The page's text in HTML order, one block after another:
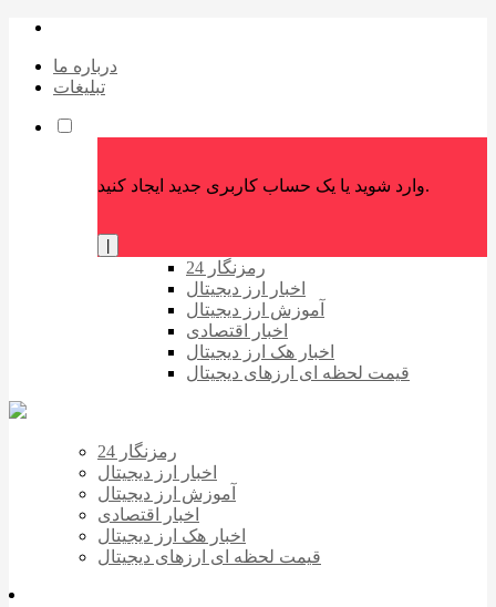
درباره ما
تبلیغات
وارد شوید یا یک حساب کاربری جدید ایجاد کنید.
رمزنگار 24
اخبار ارز دیجیتال
آموزش ارز دیجیتال
اخبار اقتصادی
اخبار هک ارز دیجیتال
قیمت لحظه ای ارزهای دیجیتال
رمزنگار 24
اخبار ارز دیجیتال
آموزش ارز دیجیتال
اخبار اقتصادی
اخبار هک ارز دیجیتال
قیمت لحظه ای ارزهای دیجیتال